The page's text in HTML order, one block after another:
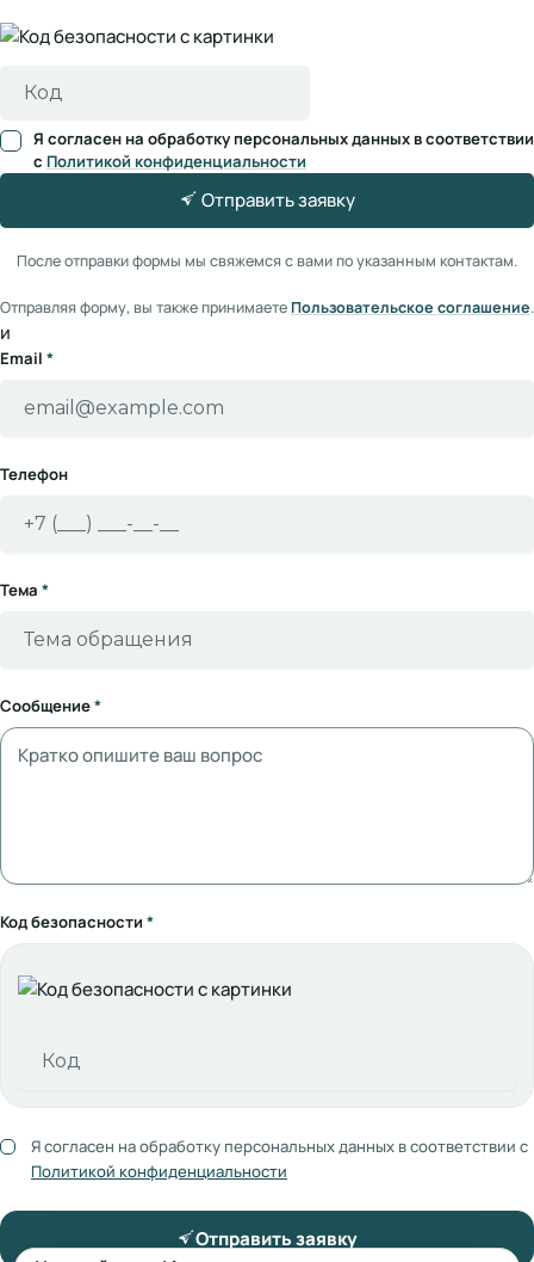
Я согласен на обработку персональных данных в соответствии
с Политикой конфиденциальности
Отправить заявку
После отправки формы мы свяжемся с вами по указанным контактам.
Отправляя форму, вы также принимаетеПользовательское соглашение.
и
Email *
Телефон
Тема *
Сообщение*
Код безопасности *
Я согласен на обработку персональных данных в соответствии с
Политикой конфиденциальности
Отправить заявку